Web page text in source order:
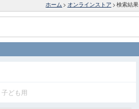
ホーム > オンラインストア > 検索結果
子ども用